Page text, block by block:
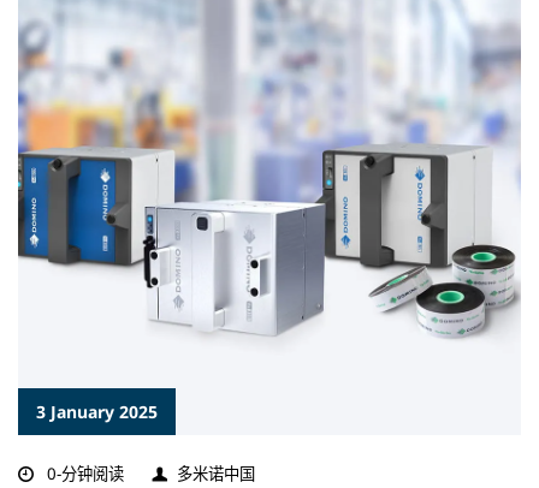
3 January 2025
0-分钟阅读 多米诺中国